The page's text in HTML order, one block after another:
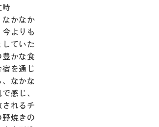
かなか
よりも
ていた
かな食
を通じ
なかな
感じ、
れるチ
焼きの